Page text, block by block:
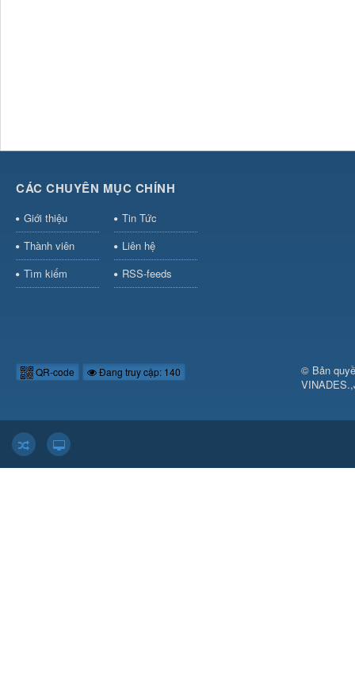
CÁC CHUYÊN MỤC CHÍNH
Giới thiệu
Tin Tức
Thành viên
Liên hệ
Tìm kiếm
RSS-feeds
QR-code Đang truy cập: 140
© Bản